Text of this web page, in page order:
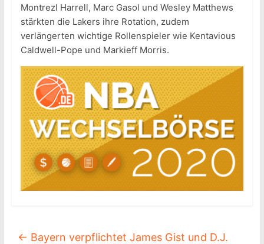
Montrezl Harrell, Marc Gasol und Wesley Matthews
stärkten die Lakers ihre Rotation, zudem
verlängerten wichtige Rollenspieler wie Kentavious
Caldwell-Pope und Markieff Morris.
← Bayern verpflichtet James Gist und D.J.